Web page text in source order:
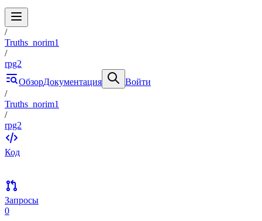
/
Truths_norim1
/
rpg2
ОбзорДокументация
Войти
/
Truths_norim1
/
rpg2
Код
Запросы
0